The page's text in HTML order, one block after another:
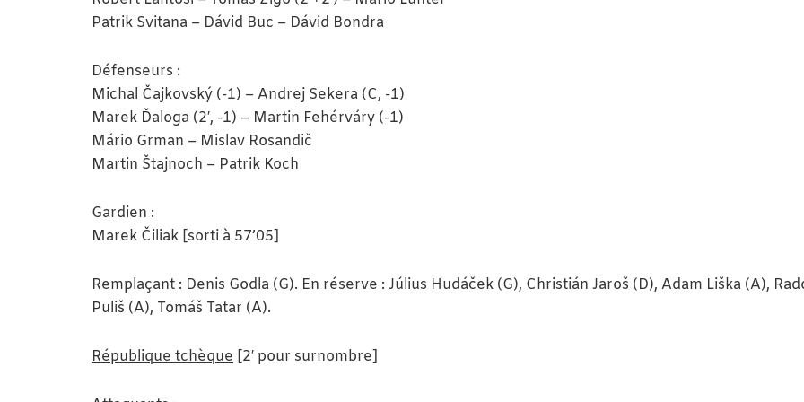
Patrik Svitana – Dávid Buc – Dávid Bondra
Défenseurs :
Michal Čajkovský (-1) – Andrej Sekera (C, -1)
Marek Ďaloga (2′, -1) – Martin Fehérváry (-1)
Mário Grman – Mislav Rosandič
Martin Štajnoch – Patrik Koch
Gardien :
Marek Čiliak [sorti à 57’05]
Remplaçant : Denis Godla (G). En réserve : Július Hudáček (G), Christián Jaroš (D), Adam Liška (A),
Puliš (A), Tomáš Tatar (A).
République tchèque [2′ pour surnombre]